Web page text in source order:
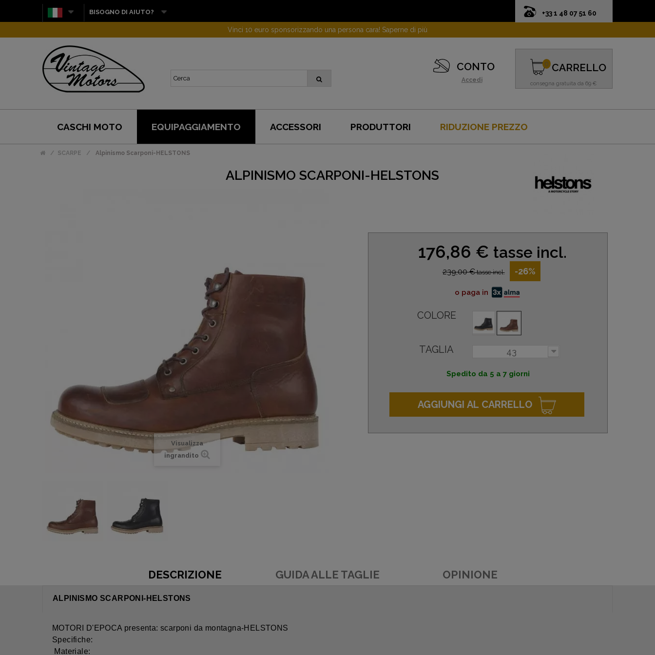
+33 1 48 07 51 60
BISOGNO DI AIUTO?
Vinci 10 euro sponsorizzando una persona cara! Saperne di più
CONTO
Accedi
CARRELLO
consegna gratuita da 69 €
0
CASCHI MOTO EQUIPAGGIAMENTO ACCESSORI PRODUTTORI RIDUZIONE PREZZO
SCARPE Alpinismo Scarponi-HELSTONS
ALPINISMO SCARPONI-HELSTONS
Visualizza
ingrandito
176,86 € tasse incl.
239,00 €tasse incl. -26%
o paga in
COLORE
TAGLIA 43
Spedito da 5 a 7 giorni
AGGIUNGI AL CARRELLO
DESCRIZIONE GUIDA ALLE TAGLIE OPINIONE
ALPINISMO SCARPONI-HELSTONS
MOTORI D'EPOCA presenta: scarponi da montagna-HELSTONS
Specifiche:
Materiale: